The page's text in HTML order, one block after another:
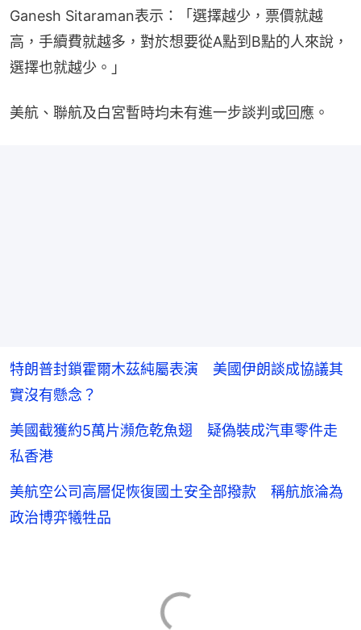
Ganesh Sitaraman表示：「選擇越少，票價就越
高，手續費就越多，對於想要從A點到B點的人來說，
選擇也就越少。」
美航、聯航及白宮暫時均未有進一步談判或回應。
特朗普封鎖霍爾木茲純屬表演 美國伊朗談成協議其
實沒有懸念？
美國截獲約5萬片瀕危乾魚翅 疑偽裝成汽車零件走
私香港
美航空公司高層促恢復國土安全部撥款 稱航旅淪為
政治博弈犧牲品